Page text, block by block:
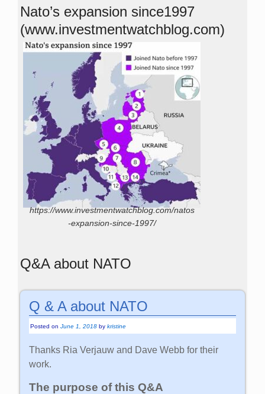
Nato’s expansion since1997
(www.investmentwatchblog.com)
https://www.investmentwatchblog.com/natos
-expansion-since-1997/
Q&A about NATO
Q & A about NATO
Posted onJune 1, 2018 bykristine
Thanks Ria Verjauw and Dave Webb for their
work.
The purpose of this Q&A